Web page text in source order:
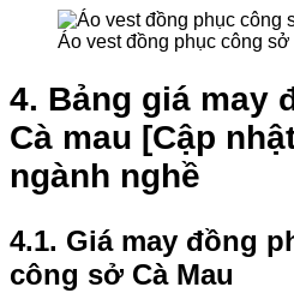
Áo vest đồng phục công
4. Bảng giá may
Cà mau [Cập
ngành nghề
4.1. Giá may đồng
công sở Cà Mau